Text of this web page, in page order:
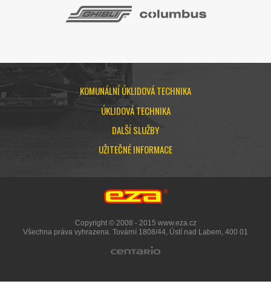
KOMUNÁLNÍ ÚKLIDOVÁ TECHNIKA
ÚKLIDOVÁ TECHNIKA
DALŠÍ SLUŽBY
UŽITEČNÉ INFORMACE
Copyright © 2008 - 2015 www.eza.cz
Všechna práva vyhrazena. Tovární 1808/44, Ústí nad Labem, 400 01